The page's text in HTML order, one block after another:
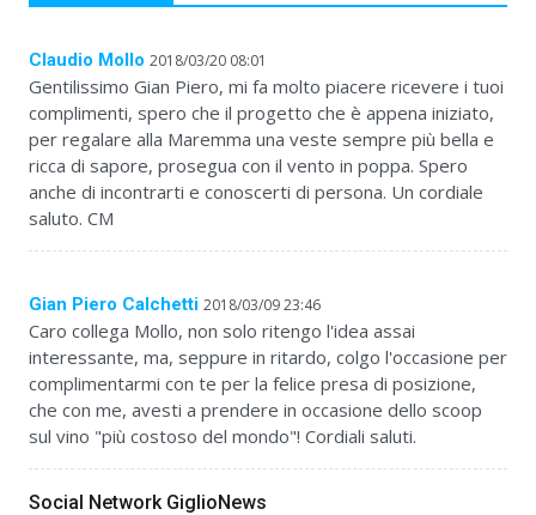
Claudio Mollo 2018/03/20 08:01
Gentilissimo Gian Piero, mi fa molto piacere ricevere i tuoi
complimenti, spero che il progetto che è appena iniziato,
per regalare alla Maremma una veste sempre più bella e
ricca di sapore, prosegua con il vento in poppa. Spero
anche di incontrarti e conoscerti di persona. Un cordiale
saluto. CM
Gian Piero Calchetti 2018/03/09 23:46
Caro collega Mollo, non solo ritengo l'idea assai
interessante, ma, seppure in ritardo, colgo l'occasione per
complimentarmi con te per la felice presa di posizione,
che con me, avesti a prendere in occasione dello scoop
sul vino "più costoso del mondo"! Cordiali saluti.
Social Network GiglioNews